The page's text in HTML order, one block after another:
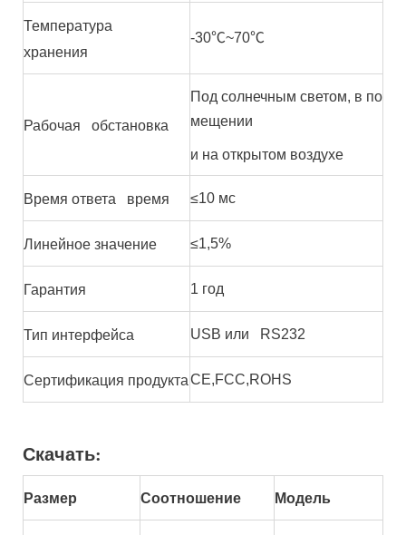
Температура
хранения
-30℃~70℃
Рабочая обстановка
Под солнечным светом, в по
мещении
и на открытом воздухе
Время ответа время ≤10 мс
Линейное значение ≤1,5%
Гарантия 1 год
Тип интерфейса USB или RS232
Сертификация продуктаCE,FCC,ROHS
Скачать:
Размер Соотношение Модель